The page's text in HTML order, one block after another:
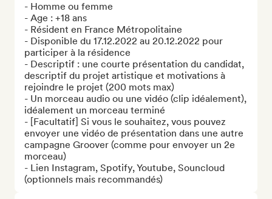
- Homme ou femme
- Age : +18 ans
- Résident en France Métropolitaine
- Disponible du 17.12.2022 au 20.12.2022 pour
participer à la résidence
- Descriptif : une courte présentation du candidat,
descriptif du projet artistique et motivations à
rejoindre le projet (200 mots max)
- Un morceau audio ou une vidéo (clip idéalement),
idéalement un morceau terminé
- [Facultatif] Si vous le souhaitez, vous pouvez
envoyer une vidéo de présentation dans une autre
campagne Groover (comme pour envoyer un 2e
morceau)
- Lien Instagram, Spotify, Youtube, Souncloud
(optionnels mais recommandés)